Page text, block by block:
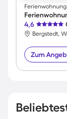
Ferienwohnung
4,6
Bergstedt,
Zum